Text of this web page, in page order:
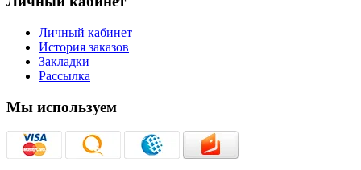
Личный кабинет
История заказов
Закладки
Рассылка
Мы используем